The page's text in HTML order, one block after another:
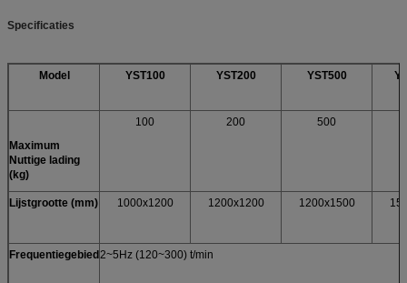
Specificaties
Model YST100 YST200 YST500
Maximum
Nuttige lading
(kg)
100 200 500
Lijstgrootte (mm) 1000x1200 1200x1200 1200x1500
Frequentiegebied2~5Hz (120~300) t/min